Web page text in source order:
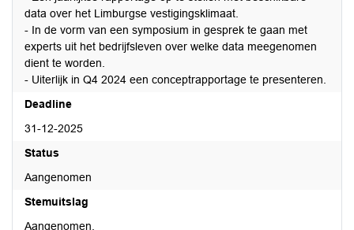
data over het Limburgse vestigingsklimaat.
- In de vorm van een symposium in gesprek te gaan met
experts uit het bedrijfsleven over welke data meegenomen
dient te worden.
- Uiterlijk in Q4 2024 een conceptrapportage te presenteren.
Deadline
31-12-2025
Status
Aangenomen
Stemuitslag
Aangenomen.